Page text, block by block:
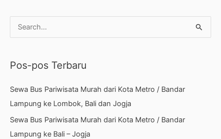
i
u
n
Pos-pos Terbaru
Sewa Bus Pariwisata Murah dari Kota Metro / Bandar
Lampung ke Lombok, Bali dan Jogja
Sewa Bus Pariwisata Murah dari Kota Metro / Bandar
Lampung ke Bali – Jogja